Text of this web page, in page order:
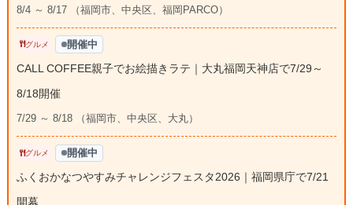
8/4 ～ 8/17 （福岡市、中央区、福岡PARCO）
グルメ 開催中
CALL COFFEE親子でお絵描きラテ｜大丸福岡天神店で7/29～
8/18開催
7/29 ～ 8/18 （福岡市、中央区、大丸）
グルメ 開催中
ふくおかなつやすみチャレンジフェスタ2026｜福岡県庁で7/21
開幕